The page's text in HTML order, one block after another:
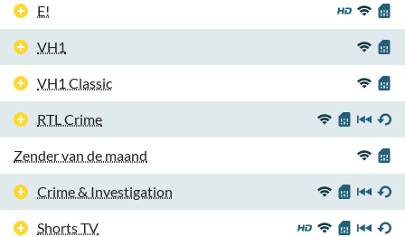
E!
VH1
VH1 Classic
RTL Crime
Zender van de maand
Crime & Investigation
Shorts TV